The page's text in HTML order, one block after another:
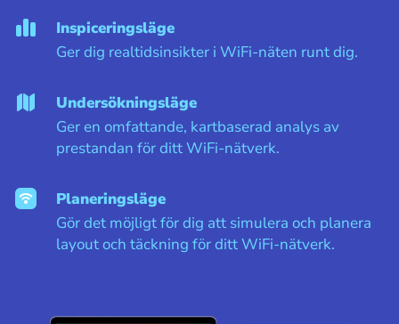
Inspiceringsläge
Ger dig realtidsinsikter i WiFi-näten runt dig.
Undersökningsläge
Ger en omfattande, kartbaserad analys av
prestandan för ditt WiFi-nätverk.
Planeringsläge
Gör det möjligt för dig att simulera och planera
layout och täckning för ditt WiFi-nätverk.